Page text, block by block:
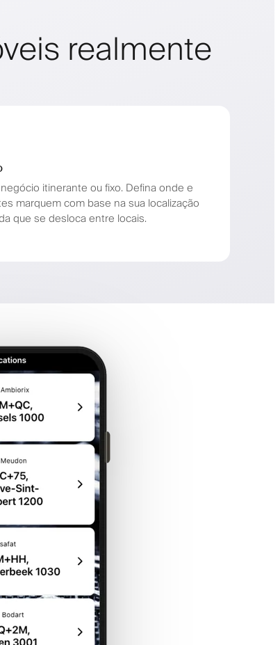
realmente
itinerante ou fixo. Defina onde e
marquem com base na sua localização
que se desloca entre locais.